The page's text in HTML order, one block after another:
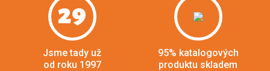
29
Jsme tady už
od roku 1997
95% katalogových
produktu skladem